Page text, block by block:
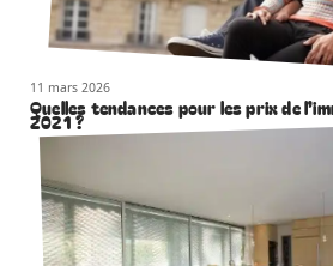
11 mars 2026
Quelles tendances pour les prix de
2021 ?